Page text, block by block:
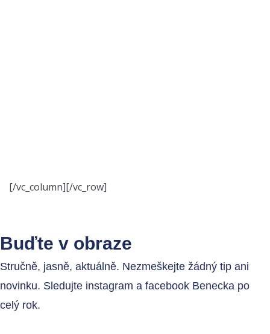
[/vc_column][/vc_row]
Buďte v obraze
Stručně, jasně, aktuálně. Nezmeškejte žádný tip ani
novinku. Sledujte instagram a facebook Benecka po
celý rok.